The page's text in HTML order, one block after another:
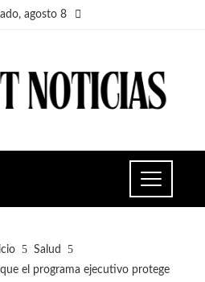
agosto 8
Salud
el programa ejecutivo protege